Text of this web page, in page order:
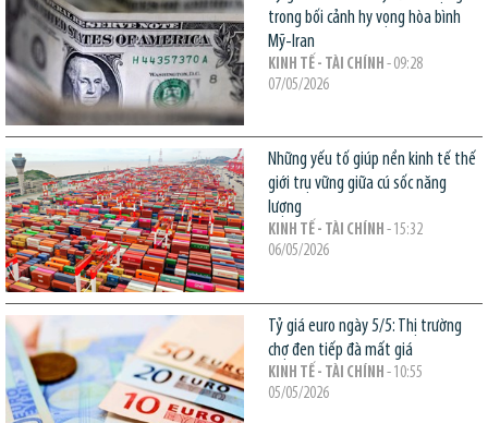
trong bối cảnh hy vọng hòa bình
Mỹ-Iran
KINH TẾ - TÀI CHÍNH - 09:28
07/05/2026
Những yếu tố giúp nền kinh tế thế
giới trụ vững giữa cú sốc năng
lượng
KINH TẾ - TÀI CHÍNH - 15:32
06/05/2026
Tỷ giá euro ngày 5/5: Thị trường
chợ đen tiếp đà mất giá
KINH TẾ - TÀI CHÍNH - 10:55
05/05/2026